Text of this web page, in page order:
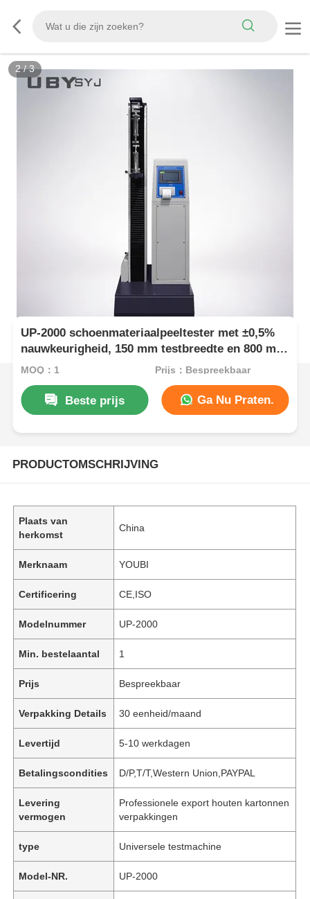
3/3
UP-2000 schoenmateriaalpeeltester met ±0,5%
nauwkeurigheid, 150 mm testbreedte en 800 mm
trekslag voor universeel testen
MOQ：1 Prijs：Bespreekbaar
Beste prijs Ga Nu Praten.
PRODUCTOMSCHRIJVING
Plaats van
herkomst
China
Merknaam YOUBI
Certificering CE,ISO
Modelnummer UP-2000
Min. bestelaantal 1
Prijs Bespreekbaar
Verpakking Details 30 eenheid/maand
Levertijd 5-10 werkdagen
Betalingscondities D/P,T/T,Western Union,PAYPAL
Levering
vermogen
Professionele export houten kartonnen
verpakkingen
type Universele testmachine
Model-NR. UP-2000